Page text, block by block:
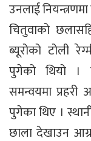
उनलाई
चितुवाको
ब्यूरोको टोली
पुगेको थियो ।
समन्वयमा
पुगेका थिए ।
छाला देखाउन